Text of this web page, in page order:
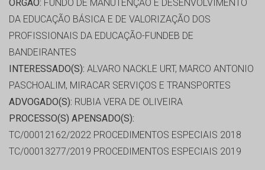
ORGÃO: FUNDO DE MANUTENÇÃO E DESENVOLVIMENTO
DA EDUCAÇÃO BÁSICA E DE VALORIZAÇÃO DOS
PROFISSIONAIS DA EDUCAÇÃO-FUNDEB DE
BANDEIRANTES
INTERESSADO(S): ALVARO NACKLE URT, MARCO ANTONIO
PASCHOALIM, MIRACAR SERVIÇOS E TRANSPORTES
ADVOGADO(S): RUBIA VERA DE OLIVEIRA
PROCESSO(S) APENSADO(S):
TC/00012162/2022 PROCEDIMENTOS ESPECIAIS 2018
TC/00013277/2019 PROCEDIMENTOS ESPECIAIS 2019